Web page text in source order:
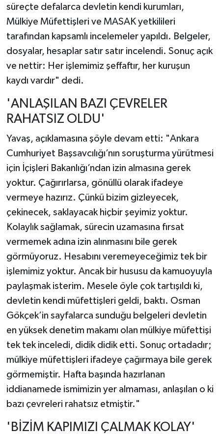
süreçte defalarca devletin kendi kurumları,
Mülkiye Müfettişleri ve MASAK yetkilileri
tarafından kapsamlı incelemeler yapıldı. Belgeler,
dosyalar, hesaplar satır satır incelendi. Sonuç açık
ve nettir: Her işlemimiz şeffaftır, her kuruşun
kaydı vardır" dedi.
'ANLAŞILAN BAZI ÇEVRELER
RAHATSIZ OLDU'
Yavaş, açıklamasına şöyle devam etti: "Ankara
Cumhuriyet Başsavcılığı’nın soruşturma yürütmesi
için İçişleri Bakanlığı’ndan izin almasına gerek
yoktur. Çağırırlarsa, gönüllü olarak ifadeye
vermeye hazırız. Çünkü bizim gizleyecek,
çekinecek, saklayacak hiçbir şeyimiz yoktur.
Kolaylık sağlamak, sürecin uzamasına fırsat
vermemek adına izin alınmasını bile gerek
görmüyoruz. Hesabını veremeyeceğimiz tek bir
işlemimiz yoktur. Ancak bir hususu da kamuoyuyla
paylaşmak isterim. Mesele öyle çok tartışıldı ki,
devletin kendi müfettişleri geldi, baktı. Osman
Gökçek’in sayfalarca sunduğu belgeleri devletin
en yüksek denetim makamı olan mülkiye müfettişi
tek tek inceledi, didik didik etti. Sonuç ortadadır;
mülkiye müfettişleri ifadeye çağırmaya bile gerek
görmemiştir. Hafta başında hazırlanan
iddianamede ismimizin yer almaması, anlaşılan o ki
bazı çevreleri rahatsız etmiştir."
'BİZİM KAPIMIZI ÇALMAK KOLAY'